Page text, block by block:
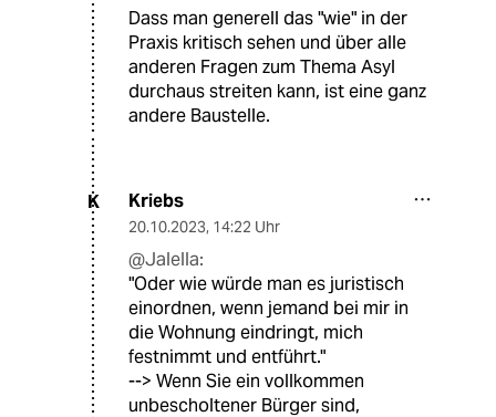
Dass man generell das "wie" in der
Praxis kritisch sehen und über alle
anderen Fragen zum Thema Asyl
durchaus streiten kann, ist eine ganz
andere Baustelle.
K Kriebs
20.10.2023, 14:22 Uhr
@Jalella:
"Oder wie würde man es juristisch
einordnen, wenn jemand bei mir in
die Wohnung eindringt, mich
festnimmt und entführt."
--> Wenn Sie ein vollkommen
unbescholtener Bürger sind,